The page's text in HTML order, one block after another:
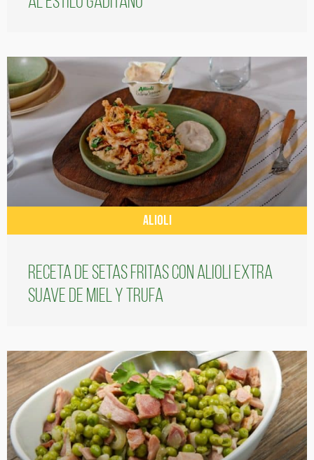
ALIOLI
Receta de setas fritas con alioli extra
suave de miel y trufa